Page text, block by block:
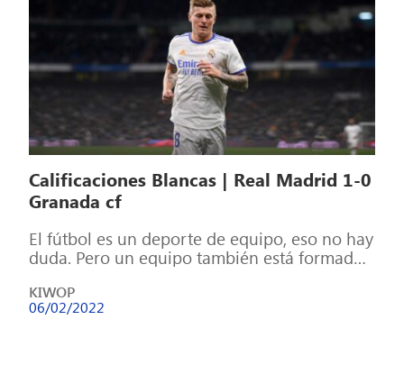
Calificaciones Blancas | Real Madrid 1-0
Granada cf
El fútbol es un deporte de equipo, eso no hay
duda. Pero un equipo también está formado
KIWOP
06/02/2022